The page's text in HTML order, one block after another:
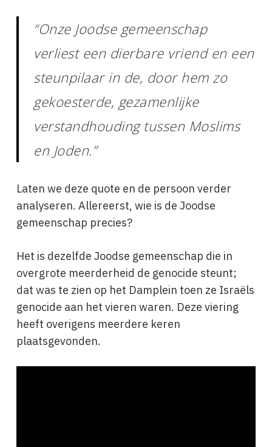
“Onze Joodse gemeenschap
verliest een dierbare vriend en een
steunpilaar in de, door hem zo
gekoesterde, gezamenlijke
verstandhouding tussen Moslims
en Joden.”
Laten we deze quote en de persoon verder
analyseren. Allereerst, wie is de Joodse
gemeenschap precies?
Het is dezelfde Joodse gemeenschap die in
overgrote meerderheid de genocide steunt;
dat was te zien op het Damplein toen ze Israëls
genocide aan het vieren waren. Deze viering
heeft overigens meerdere keren
plaatsgevonden.